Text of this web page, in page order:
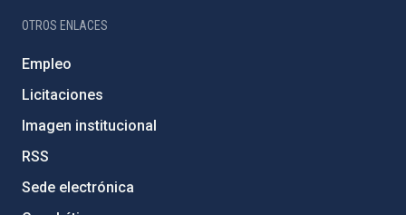
OTROS ENLACES
Empleo
Licitaciones
Imagen institucional
RSS
Sede electrónica